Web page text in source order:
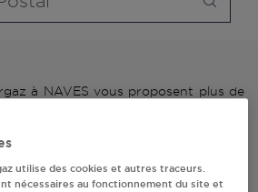
à NAVES vous proposent plus de
le numéro de téléphone de
distributeurs de bouteilles de gaz.
utilise des cookies et autres traceurs.
nécessaires au fonctionnement du site et